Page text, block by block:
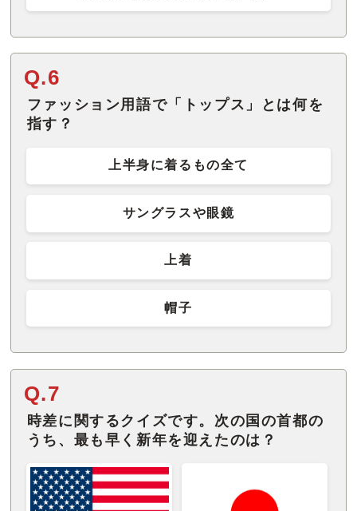
Q.6
ファッション用語で「トップス」とは何を
指す？
上半身に着るもの全て
サングラスや眼鏡
上着
帽子
Q.7
時差に関するクイズです。次の国の首都の
うち、最も早く新年を迎えたのは？